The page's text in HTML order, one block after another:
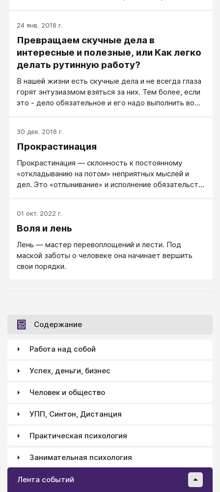
24 янв. 2018 г.
Превращаем скучные дела в
интересные и полезные, или Как легко
делать рутинную работу?
В нашей жизни есть скучные дела и не всегда глаза
горят энтузиазмом взяться за них. Тем более, если
это - дело обязательное и его надо выполнить во
ещё и накапливаются. В таком случае хорошо иметь
что-то, что не только облегчит выполнения этого
30 дек. 2016 г.
Прокрастинация
Прокрастинация — склонность к постоянному
«откладыванию на потом» неприятных мыслей и
дел. Это «отлынивание» и исполнение обязательств
01 окт. 2022 г.
Воля и лень
Лень — мастер перевоплощений и лести. Под
маской заботы о человеке она начинает вершить
свои порядки.
Содержание
Работа над собой
Успех, деньги, бизнес
Человек и общество
УПП, Синтон, Дистанция
Практическая психология
Занимательная психология
Лента событий